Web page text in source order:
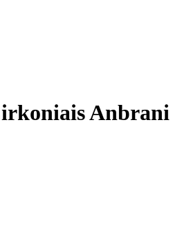
Anbrani